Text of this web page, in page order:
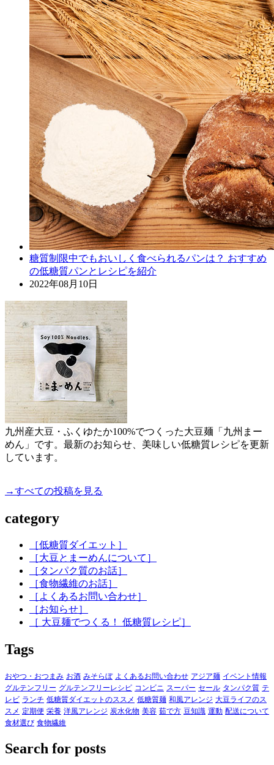
糖質制限中でもおいしく食べられるパンは？ おすすめ
の低糖質パンとレシピを紹介
2022年08月10日
九州産大豆・ふくゆたか100%でつくった大豆麺「九州まー
めん」です。最新のお知らせ、美味しい低糖質レシピを更新
しています。
→すべての投稿を見る
category
［低糖質ダイエット］
［大豆とまーめんについて］
［タンパク質のお話］
［食物繊維のお話］
［よくあるお問い合わせ］
［お知らせ］
［ 大豆麺でつくる！ 低糖質レシピ］
Tags
おやつ・おつまみ お酒 みそらぼ よくあるお問い合わせ アジア麺 イベント情報
グルテンフリー グルテンフリーレシピ コンビニ スーパー セール タンパク質 テ
レビ ランチ 低糖質ダイエットのススメ 低糖質麺 和風アレンジ 大豆ライフのス
スメ 定期便 栄養 洋風アレンジ 炭水化物 美容 茹で方 豆知識 運動 配送について
食材選び 食物繊維
Search for posts